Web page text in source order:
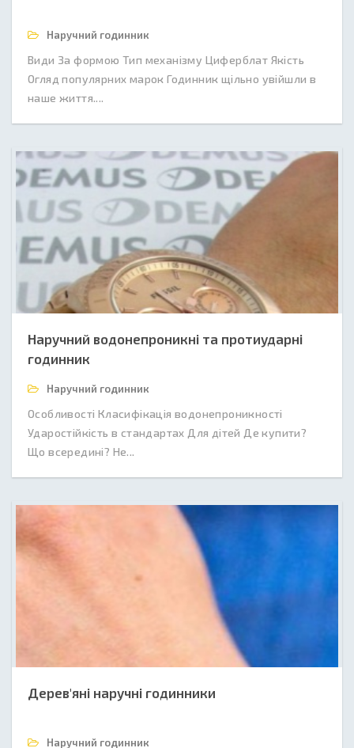
Наручний годинник
Види За формою Тип механізму Циферблат Якість
Огляд популярних марок Годинник щільно увійшли в
наше життя....
Наручний водонепроникні та протиударні
годинник
Наручний годинник
Особливості Класифікація водонепроникності
Ударостійкість в стандартах Для дітей Де купити?
Що всередині? Не...
Дерев'яні наручні годинники
Наручний годинник